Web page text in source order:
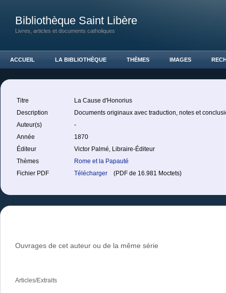
Bibliothèque Saint Libère
Livres, articles et documents catholiques
ACCUEIL LA BIBLIOTHÈQUE THÈMES IMAGES
Titre
La Cause d'Honorius
Description
Documents originaux avec traduction, notes et
Auteur(s)
-
Année
1870
Éditeur
Victor Palmé, Libraire-Éditeur
Thèmes
Rome et la Papauté
Fichier PDF
Télécharger (PDF de 16.981 Moctets)
Ouvrages de cet auteur ou de la même série
Articles/Extraits